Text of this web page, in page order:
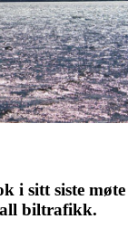
i sitt siste møte
biltrafikk.